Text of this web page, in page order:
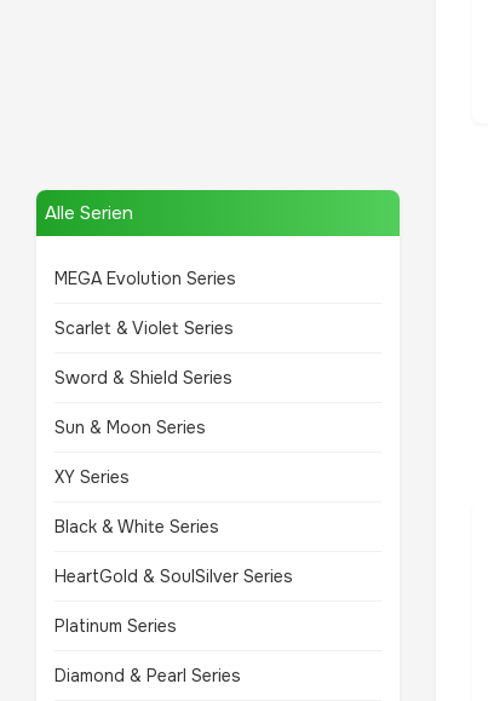
Alle Serien
MEGA Evolution Series
Scarlet & Violet Series
Sword & Shield Series
Sun & Moon Series
XY Series
Black & White Series
HeartGold & SoulSilver Series
Platinum Series
Diamond & Pearl Series